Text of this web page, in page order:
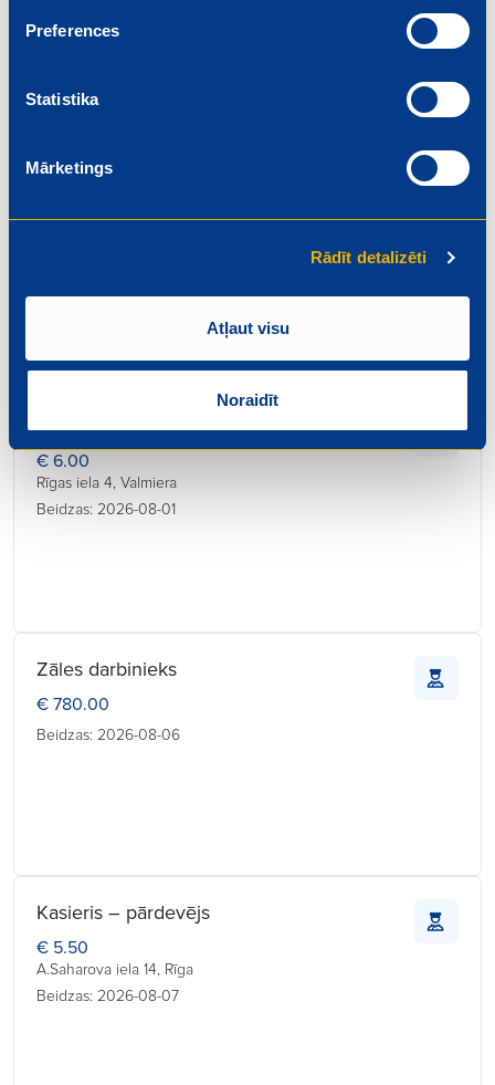
Preferences
Statistika
Mārketings
Rādīt detalizēti
Atļaut visu
Noraidīt
Beidzas: 2026-08-01
Pārdevējs
€ 6.20
Konditors – maiznieks
€ 6.00
Rīgas iela 4, Valmiera
Beidzas: 2026-08-01
Zāles darbinieks
€ 780.00
Beidzas: 2026-08-06
Kasieris – pārdevējs
€ 5.50
A.Saharova iela 14, Rīga
Beidzas: 2026-08-07